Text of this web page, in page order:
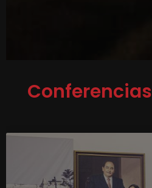
Conferencias